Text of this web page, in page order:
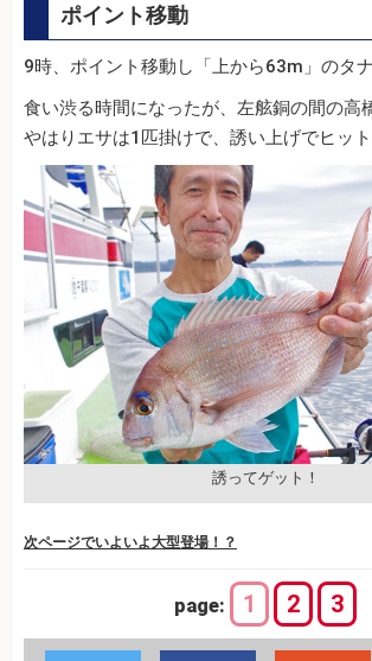
ポイント移動
9時、ポイント移動し「上から63m」のタナ
食い渋る時間になったが、左舷銅の間の高
やはりエサは1匹掛けで、誘い上げでヒット
誘ってゲット！
次ページでいよいよ大型登場！？
page: 1 2 3